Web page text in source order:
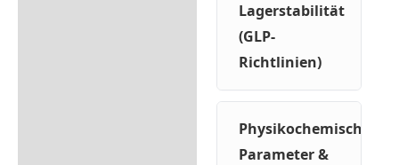
Lagerstabilität
(GLP-
Richtlinien)
Physikochemische
Parameter &